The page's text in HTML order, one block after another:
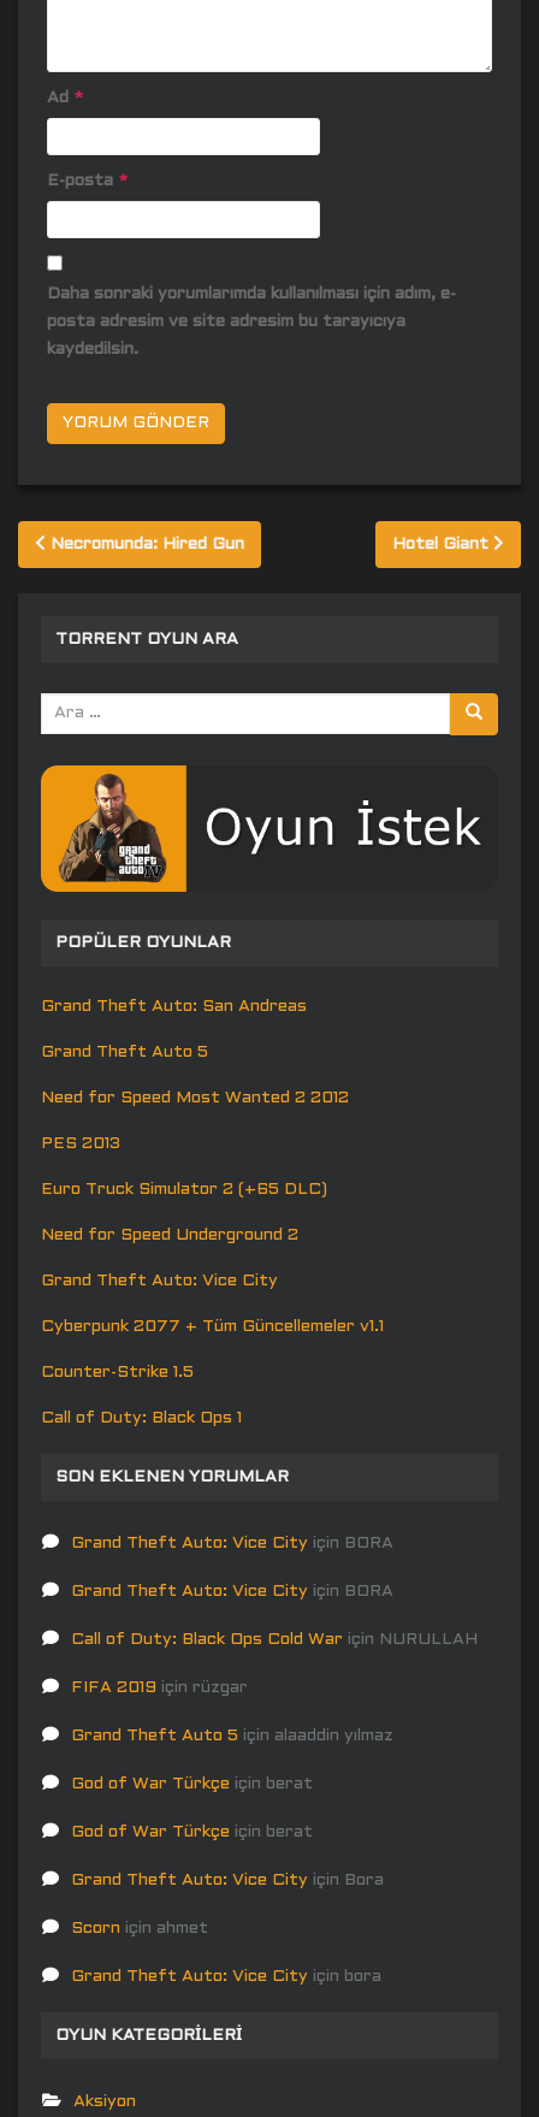
Ad *
E-posta *
Daha sonraki yorumlarımda kullanılması için adım, e-
posta adresim ve site adresim bu tarayıcıya
kaydedilsin.
Yazı
gezinmesi
Necromunda: Hired Gun Hotel Giant
TORRENT OYUN ARA
Arama
yap:
POPÜLER OYUNLAR
Grand Theft Auto: San Andreas
Grand Theft Auto 5
Need for Speed Most Wanted 2 2012
PES 2013
Euro Truck Simulator 2 (+65 DLC)
Need for Speed Underground 2
Grand Theft Auto: Vice City
Cyberpunk 2077 + Tüm Güncellemeler v1.1
Counter-Strike 1.5
Call of Duty: Black Ops 1
SON EKLENEN YORUMLAR
Grand Theft Auto: Vice City için BORA
Grand Theft Auto: Vice City için BORA
Call of Duty: Black Ops Cold War için NURULLAH
FIFA 2019 için rüzgar
Grand Theft Auto 5 için alaaddin yılmaz
God of War Türkçe için berat
God of War Türkçe için berat
Grand Theft Auto: Vice City için Bora
Scorn için ahmet
Grand Theft Auto: Vice City için bora
OYUN KATEGORILERI
Aksiyon